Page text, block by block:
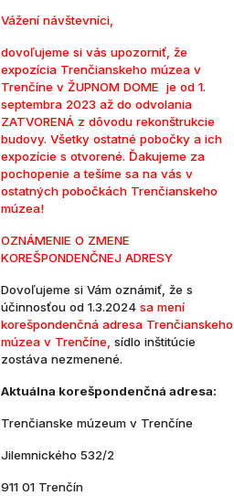
Vážení návštevníci,
dovoľujeme si vás upozorniť, že
expozícia Trenčianskeho múzea v
Trenčíne v ŽUPNOM DOME je od 1.
septembra 2023 až do odvolania
ZATVORENÁ z dôvodu rekonštrukcie
budovy. Všetky ostatné pobočky a ich
expozície s otvorené. Ďakujeme za
pochopenie a tešíme sa na vás v
ostatných pobočkách Trenčianskeho
múzea!
OZNÁMENIE O ZMENE
KOREŠPONDENČNEJ ADRESY
Dovoľujeme si Vám oznámiť, že s
účinnosťou od 1.3.2024 sa mení
korešpondenčná adresa Trenčianskeho
múzea v Trenčíne, sídlo inštitúcie
zostáva nezmenené.
Aktuálna korešpondenčná adresa:
Trenčianske múzeum v Trenčíne
Jilemnického 532/2
911 01 Trenčín